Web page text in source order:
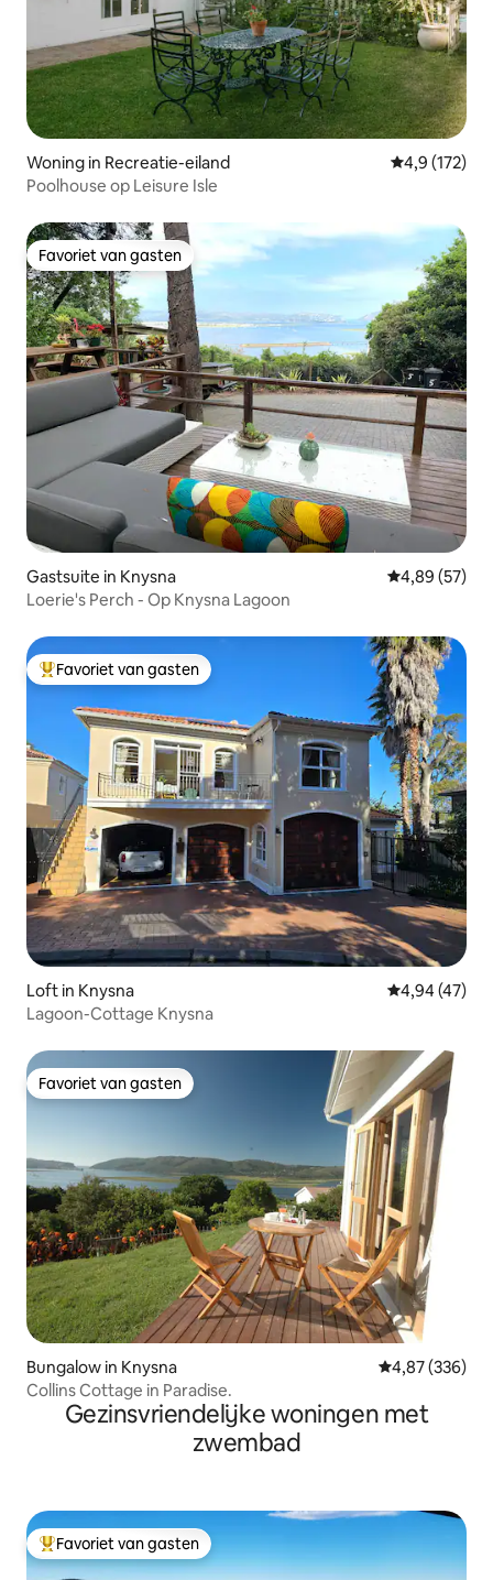
Woning in Recreatie-eiland Gemiddelde
4,9 (172)
Poolhouse op Leisure Isle
Favoriet van gasten
Favoriet van gasten
Gastsuite in Knysna Gemiddelde
4,89 (57)
Loerie's Perch - Op Knysna Lagoon
Topfavoriet van gasten
Favoriet van gasten
Loft in Knysna Gemiddelde
4,94 (47)
Lagoon-Cottage Knysna
Favoriet van gasten
Favoriet van gasten
Bungalow in Knysna Gemiddelde
4,87 (336)
Collins Cottage in Paradise.
Gezinsvriendelijke woningen met
zwembad
Topfavoriet van gasten
Favoriet van gasten